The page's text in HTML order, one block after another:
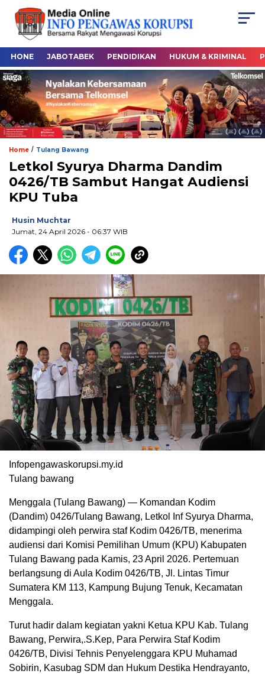
HONE JABOTABEK PENDIDIKAN HUKUM & KRIMINAL
Home / Tulang Bawang
Letkol Syurya Dharma Dandim
0426/TB Sambut Hangat Audiensi
KPU Tuba
Husin Muchtar
Jumat, 24 April 2026 - 06:37 WIB
Infopengawaskorupsi.my.id
Tulang bawang
Menggala (Tulang Bawang) — Komandan Kodim
(Dandim) 0426/Tulang Bawang, Letkol Inf Syurya Dharma,
didampingi oleh perwira staf Kodim 0426/TB, menerima
audiensi dari Komisi Pemilihan Umum (KPU) Kabupaten
Tulang Bawang pada Kamis, 23 April 2026. Pertemuan
berlangsung di Aula Kodim 0426/TB, Jl. Lintas Timur
Sumatera KM 113, Kampung Bujung Tenuk, Kecamatan
Menggala.
Turut hadir dalam kegiatan yakni Ketua KPU Kab. Tulang
Bawang, Perwira,.S.Kep, Para Perwira Staf Kodim
0426/TB, Divisi Tehnis Penyelenggara KPU Muhamad
Sobirin, Kasubag SDM dan Hukum Destika Hendrayanto,